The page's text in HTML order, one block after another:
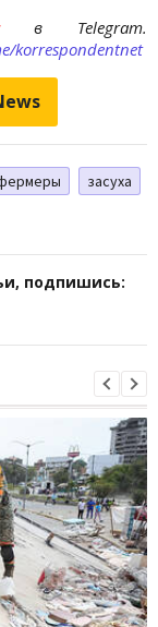
в Telegram.
korrespondentnet
засуха
подпишись: